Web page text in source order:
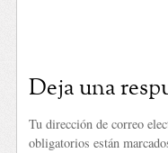
Deja una
Tu dirección de correo
obligatorios están